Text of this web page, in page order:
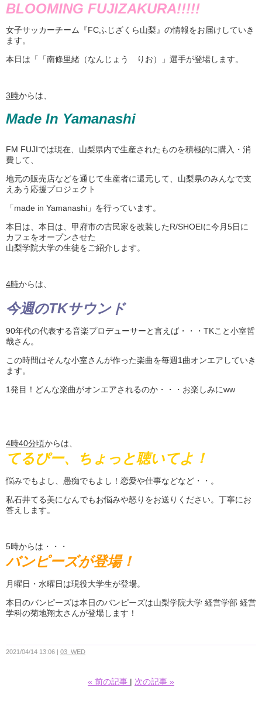
BLOOMING FUJIZAKURA!!!!!
女子サッカーチーム『FCふじざくら山梨』の情報をお届けしていき
ます。
本日は「「南條里緒（なんじょう りお）」選手が登場します。
3時からは、
Made In Yamanashi
FM FUJIでは現在、山梨県内で生産されたものを積極的に購入・消
費して、
地元の販売店などを通じて生産者に還元して、山梨県のみんなで支
えあう応援プロジェクト
「made in Yamanashi」を行っています。
本日は、本日は、甲府市の古民家を改装したR/SHOEIに今月5日に
カフェをオープンさせた
山梨学院大学の生徒をご紹介します。
4時からは、
今週のTKサウンド
90年代の代表する音楽プロデューサーと言えば・・・TKこと小室哲
哉さん。
この時間はそんな小室さんが作った楽曲を毎週1曲オンエアしていき
ます。
1発目！どんな楽曲がオンエアされるのか・・・お楽しみにww
4時40分頃からは、
てるぴー、ちょっと聴いてよ！
悩みでもよし、愚痴でもよし！恋愛や仕事などなど・・。
私石井てる美になんでもお悩みや怒りをお送りください。丁寧にお
答えします。
5時からは・・・
バンピーズが登場！
月曜日・水曜日は現役大学生が登場。
本日のバンピーズは本日のバンピーズは山梨学院大学 経営学部 経営
学科の菊地翔太さんが登場します！
2021/04/14 13:06 03_WED
« 前の記事 次の記事 »